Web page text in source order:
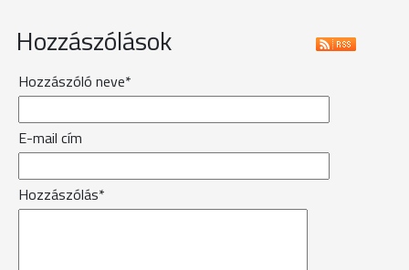
Hozzászólások
Hozzászóló neve*
E-mail cím
Hozzászólás*